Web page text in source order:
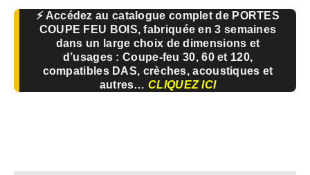
⚡ Accédez au catalogue complet de PORTES
COUPE FEU BOIS, fabriquée en 3 semaines
dans un large choix de dimensions et
d’usages : Coupe-feu 30, 60 et 120,
compatibles DAS, crèches, acoustiques et
autres…CLIQUEZ ICI